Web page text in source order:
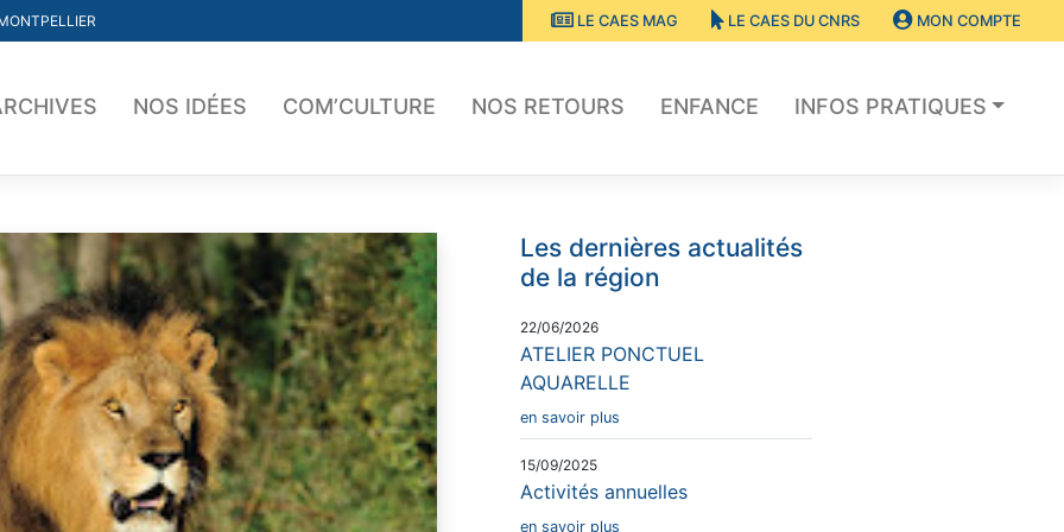
LE CAES MAG LE CAES DU CNRS MON COMPTE
NOS IDÉES COM’CULTURE NOS RETOURS ENFANCE
INFOS PRATIQUES
Les dernières actualités
de la région
22/06/2026
ATELIER PONCTUEL
AQUARELLE
en savoir plus
15/09/2025
Activités annuelles
en savoir plus